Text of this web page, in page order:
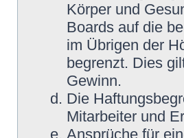
Körper und
Boards auf die
im Übrigen der
begrenzt. Dies
Gewinn.
Die
Mitarbeiter und
Ansprüche für